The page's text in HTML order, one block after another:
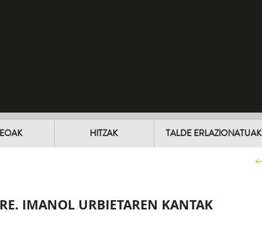
HITZAK TALDE ERLAZIONATUAK
IMANOL URBIETAREN KANTAK